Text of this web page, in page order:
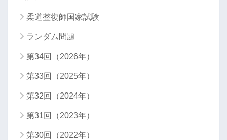
柔道整復師国家試験
ランダム問題
第34回（2026年）
第33回（2025年）
第32回（2024年）
第31回（2023年）
第30回（2022年）